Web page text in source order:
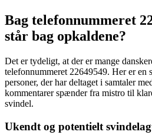
Bag telefonnummeret
står bag opkaldene?
Det er tydeligt, at der er mange
telefonnummeret 22649549. Her er en
personer, der har deltaget i samtaler
kommentarer spænder fra mistro til
svindel.
Ukendt og potentielt